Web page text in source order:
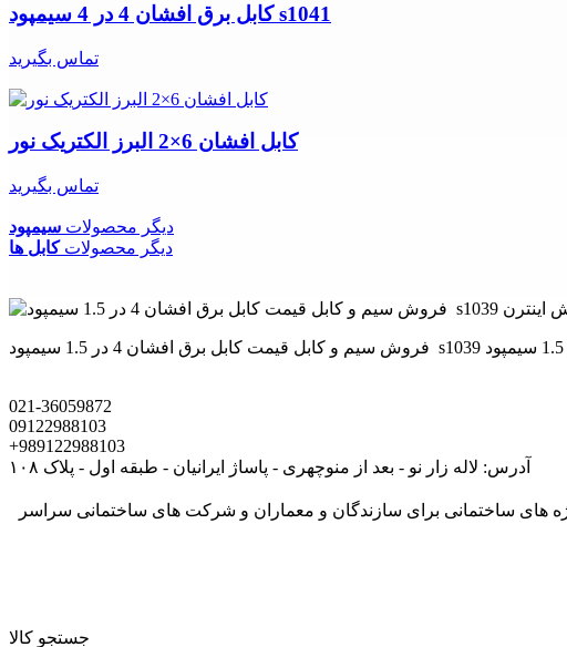
کابل برق افشان 4 در 4 سیمپود s1041
تماس بگیرید
کابل افشان 6×2 البرز الکتریک نور
تماس بگیرید
دیگر محصولات سیمپود
دیگر محصولاتکابل ها
021-36059872
09122988103
+989122988103
آدرس: لاله زار نو - بعد از منوچهری - پاساژ ایرانیان - طبقه اول - پلاک ۱۰۸
های ساختمانی برای سازندگان و معماران و شرکت های ساختمانی سراسر
جستجو کالا